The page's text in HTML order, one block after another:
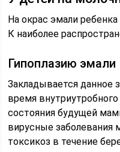
На окрас эмали
К наиболее
Гипоплазию эмали
Закладывается данное
время
состояния будущей
вирусные заболевания
токсикоз в течение